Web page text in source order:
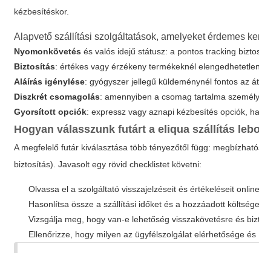
kézbesítéskor.
Alapvető szállítási szolgáltatások, amelyeket érdemes
Nyomonkövetés és valós idejű státusz: a pontos tracking
Biztosítás: értékes vagy érzékeny termékeknél
Aláírás igénylése: gyógyszer jellegű küldeménynél fontos az
Diszkrét csomagolás: amennyiben a csomag tartalma
Gyorsított opciók: expressz vagy aznapi kézbesítés opciók,
Hogyan válasszunk futárt aeliqua szállítás
A megfelelő futár kiválasztása több tényezőtől függ:
biztosítás). Javasolt egy rövid checklistet követni:
Olvassa el a szolgáltató visszajelzéseit és értékeléseit online.
Hasonlítsa össze a szállítási időket és a hozzáadott
Vizsgálja meg, hogy van-e lehetőség visszakövetésre és
Ellenőrizze, hogy milyen az ügyfélszolgálat elérhetősége és